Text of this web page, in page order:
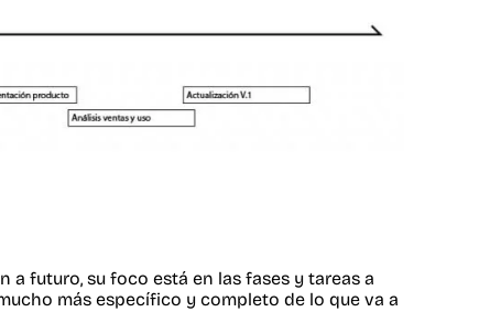
a futuro, su foco está en las fases y tareas a
más específico y completo de lo que va a